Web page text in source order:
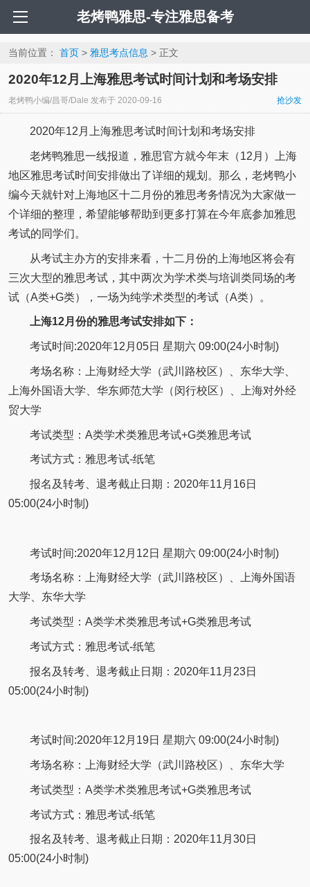
老烤鸭雅思-专注雅思备考
当前位置： 首页> 雅思考点信息 > 正文
2020年12月上海雅思考试时间计划和考场安排
老烤鸭小编/昌哥/Dale 发布于 2020-09-16 抢沙发
2020年12月上海雅思考试时间计划和考场安排
老烤鸭雅思一线报道，雅思官方就今年末（12月）上海
地区雅思考试时间安排做出了详细的规划。那么，老烤鸭小
编今天就针对上海地区十二月份的雅思考务情况为大家做一
个详细的整理，希望能够帮助到更多打算在今年底参加雅思
考试的同学们。
从考试主办方的安排来看，十二月份的上海地区将会有
三次大型的雅思考试，其中两次为学术类与培训类同场的考
试（A类+G类），一场为纯学术类型的考试（A类）。
上海12月份的雅思考试安排如下：
考试时间:2020年12月05日 星期六 09:00(24小时制)
考场名称：上海财经大学（武川路校区）、东华大学、
上海外国语大学、华东师范大学（闵行校区）、上海对外经
贸大学
考试类型：A类学术类雅思考试+G类雅思考试
考试方式：雅思考试-纸笔
报名及转考、退考截止日期：2020年11月16日
05:00(24小时制)
考试时间:2020年12月12日 星期六 09:00(24小时制)
考场名称：上海财经大学（武川路校区）、上海外国语
大学、东华大学
考试类型：A类学术类雅思考试+G类雅思考试
考试方式：雅思考试-纸笔
报名及转考、退考截止日期：2020年11月23日
05:00(24小时制)
考试时间:2020年12月19日 星期六 09:00(24小时制)
考场名称：上海财经大学（武川路校区）、东华大学
考试类型：A类学术类雅思考试+G类雅思考试
考试方式：雅思考试-纸笔
报名及转考、退考截止日期：2020年11月30日
05:00(24小时制)